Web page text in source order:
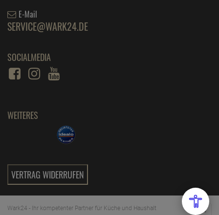
E-Mail
SERVICE@WARK24.DE
SOCIALMEDIA
WEITERES
VERTRAG WIDERRUFEN
Wark24 - Ihr kompetenter Partner für Küche und Haushalt